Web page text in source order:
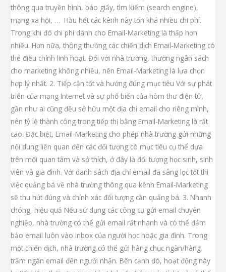
thông qua truyền hình, báo giấy, tìm kiếm (search engine),
mạng xã hội, … Hầu hết các kênh này tốn khá nhiều chi phí.
Trong khi đó chi phí dành cho Email-Marketing là thấp hơn
nhiều. Hơn nữa, thông thường các chiến dịch Email-Marketing có
thể điều chỉnh linh hoạt. Đối với nhà trường, thường ngân sách
cho marketing không nhiều, nên Email-Marketing là lựa chọn
hợp lý nhất. 2. Tiếp cận tốt và hướng đúng mục tiêu Với sự phát
triển của mạng Internet và sự phổ biến của hòm thư điện tử,
gần như ai cũng đều sở hữu một địa chỉ email cho riêng mình,
nên tỷ lệ thành công trong tiếp thị bằng Email-Marketing là rất
cao. Đặc biệt, Email-Marketing cho phép nhà trường gửi những
nội dung liên quan đến các đối tượng có mục tiêu cụ thể dựa
trên mối quan tâm và sở thích, ở đây là đối tượng học sinh, sinh
viên và gia đình. Với danh sách địa chỉ email đã sàng lọc tốt thì
việc quảng bá về nhà trường thông qua kênh Email-Marketing
sẽ thu hút đúng và chính xác đối tượng cần quảng bá. 3. Nhanh
chóng, hiệu quả Nếu sử dụng các công cụ gửi email chuyên
nghiệp, nhà trường có thể gửi email rất nhanh và có thể đảm
bảo email luôn vào inbox của người học hoặc gia đình. Trong
một chiến dịch, nhà trường có thể gửi hàng chục ngàn/hàng
trăm ngàn email đến người nhận. Bên cạnh đó, hoạt động này